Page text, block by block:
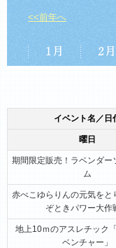
<<前年へ
イベント名／日
曜日
期間限定販売！ラベンダー
ム
赤べこゆらりんの元気をと
ぞときパワー大作
地上10ｍのアスレチック
ベンチャー」